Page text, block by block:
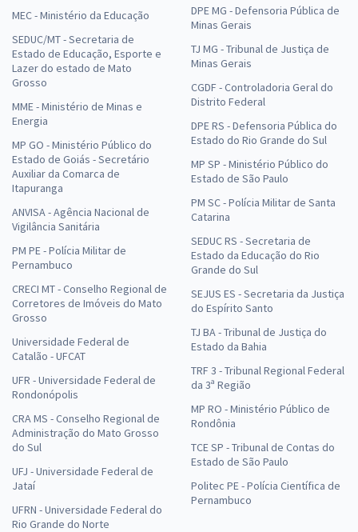
MEC - Ministério da Educação
SEDUC/MT - Secretaria de
Estado de Educação, Esporte e
Lazer do estado de Mato
Grosso
MME - Ministério de Minas e
Energia
MP GO - Ministério Público do
Estado de Goiás - Secretário
Auxiliar da Comarca de
Itapuranga
ANVISA - Agência Nacional de
Vigilância Sanitária
PM PE - Polícia Militar de
Pernambuco
CRECI MT - Conselho Regional de
Corretores de Imóveis do Mato
Grosso
Universidade Federal de
Catalão - UFCAT
UFR - Universidade Federal de
Rondonópolis
CRA MS - Conselho Regional de
Administração do Mato Grosso
do Sul
UFJ - Universidade Federal de
Jataí
UFRN - Universidade Federal do
Rio Grande do Norte
DPE MG - Defensoria Pública de
Minas Gerais
TJ MG - Tribunal de Justiça de
Minas Gerais
CGDF - Controladoria Geral do
Distrito Federal
DPE RS - Defensoria Pública do
Estado do Rio Grande do Sul
MP SP - Ministério Público do
Estado de São Paulo
PM SC - Polícia Militar de Santa
Catarina
SEDUC RS - Secretaria de
Estado da Educação do Rio
Grande do Sul
SEJUS ES - Secretaria da Justiça
do Espírito Santo
TJ BA - Tribunal de Justiça do
Estado da Bahia
TRF 3 - Tribunal Regional Federal
da 3ª Região
MP RO - Ministério Público de
Rondônia
TCE SP - Tribunal de Contas do
Estado de São Paulo
Politec PE - Polícia Científica de
Pernambuco